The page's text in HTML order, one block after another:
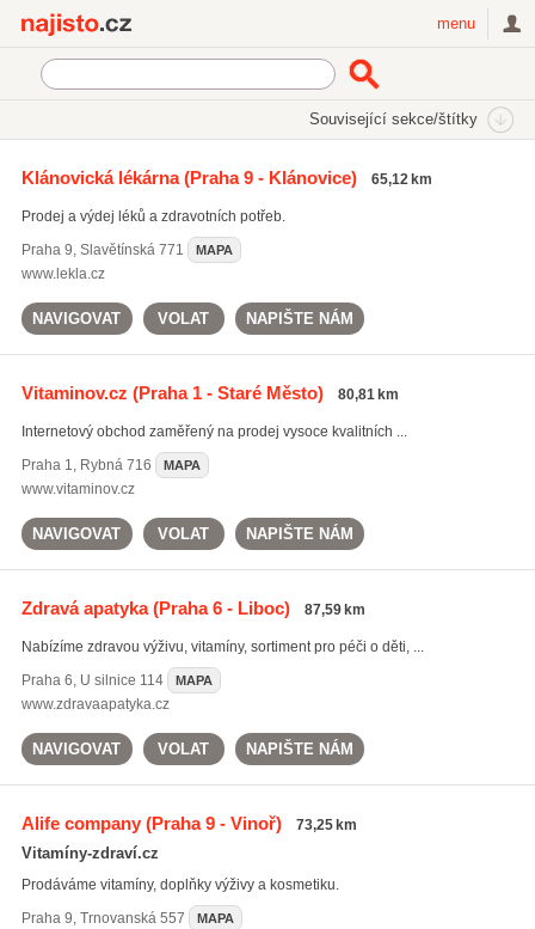
menu
Související sekce/štítky
(30)
vitamíny proti únavě (875)
léky na bolesti zad(1528)
Klánovická lékárna(Praha 9 - Klánovice) 65,12 km
Prodej a výdej léků a zdravotních potřeb.
Praha 9, Slavětínská 771 MAPA
www.lekla.cz
NAVIGOVAT VOLAT NAPIŠTE NÁM
Vitaminov.cz (Praha 1 - Staré Město) 80,81 km
Internetový obchod zaměřený na prodej vysoce kvalitních ...
Praha 1, Rybná 716 MAPA
www.vitaminov.cz
NAVIGOVAT VOLAT NAPIŠTE NÁM
Zdravá apatyka(Praha 6 - Liboc) 87,59 km
Nabízíme zdravou výživu, vitamíny, sortiment pro péči o děti, ...
Praha 6, U silnice 114 MAPA
www.zdravaapatyka.cz
NAVIGOVAT VOLAT NAPIŠTE NÁM
Alife company(Praha 9 - Vinoř) 73,25 km
Vitamíny-zdraví.cz
Prodáváme vitamíny, doplňky výživy a kosmetiku.
Praha 9, Trnovanská 557 MAPA